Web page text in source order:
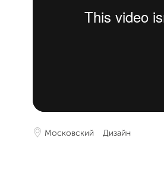
Московский Дизайн